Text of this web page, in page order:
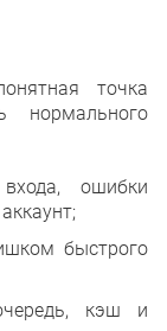
точка
нормального
ошибки
быстрого
кэш и